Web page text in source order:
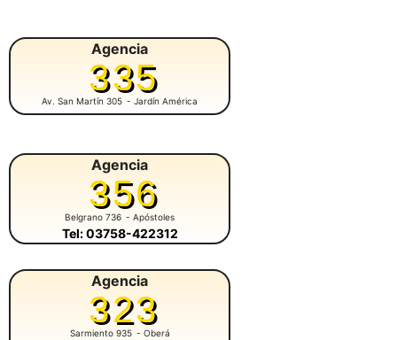
Agencia
335
Av. San Martín 305 - Jardín América
Agencia
356
Belgrano 736 - Apóstoles
Tel: 03758-422312
Agencia
323
Sarmiento 935 - Oberá